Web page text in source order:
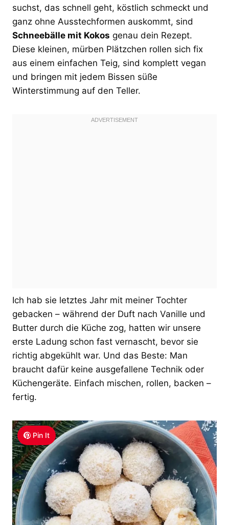
suchst, das schnell geht, köstlich schmeckt und
ganz ohne Ausstechformen auskommt, sind
Schneebälle mit Kokos genau dein Rezept.
Diese kleinen, mürben Plätzchen rollen sich fix
aus einem einfachen Teig, sind komplett vegan
und bringen mit jedem Bissen süße
Winterstimmung auf den Teller.
Ich hab sie letztes Jahr mit meiner Tochter
gebacken – während der Duft nach Vanille und
Butter durch die Küche zog, hatten wir unsere
erste Ladung schon fast vernascht, bevor sie
richtig abgekühlt war. Und das Beste: Man
braucht dafür keine ausgefallene Technik oder
Küchengeräte. Einfach mischen, rollen, backen –
fertig.
Pin It